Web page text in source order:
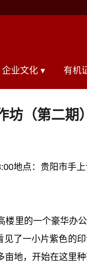
企业文化 ▾ 有机
坊（第二期
地点：贵阳市手
楼里的一个豪华办
了一小片紫色的
地，开始在这里种